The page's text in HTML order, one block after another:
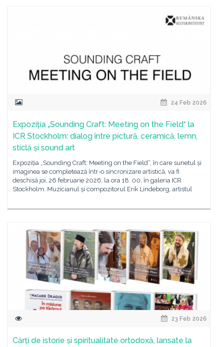
24 Feb 2026
Expoziția „Sounding Craft: Meeting on the Field“ la
ICR Stockholm: dialog între pictură, ceramică, lemn,
sticlă și sound art
Expoziția „Sounding Craft: Meeting on the Field“, în care sunetul și
imaginea se completează într-o sincronizare artistică, va fi
deschisă joi, 26 februarie 2026, la ora 18. 00, în galeria ICR
Stockholm. Muzicianul și compozitorul Erik Lindeborg, artistul
23 Feb 2026
Cărți de istorie și spiritualitate ortodoxă, lansate la